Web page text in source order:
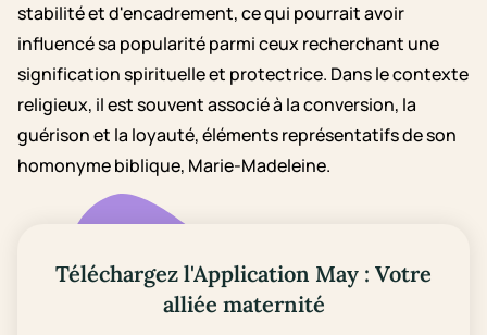
stabilité et d'encadrement, ce qui pourrait avoir
influencé sa popularité parmi ceux recherchant une
signification spirituelle et protectrice. Dans le contexte
religieux, il est souvent associé à la conversion, la
guérison et la loyauté, éléments représentatifs de son
homonyme biblique, Marie-Madeleine.
Téléchargez l'Application May : Votre
alliée maternité